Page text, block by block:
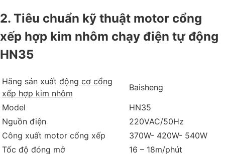
2. Tiêu chuẩn kỹ thuật motor cổng
xếp hợp kim nhôm chạy điện tự động
HN35
Hãng sản xuất động cơ cổng
xếp hợp kim nhôm
Baisheng
Model
HN35
Nguồn điện
220VAC/50Hz
Công xuất motor cổng xếp
370W- 420W- 540W
Tốc độ đóng mở
16 – 18m/phút